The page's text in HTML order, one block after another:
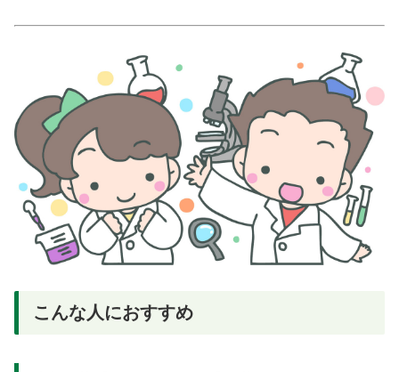
こんな人におすすめ